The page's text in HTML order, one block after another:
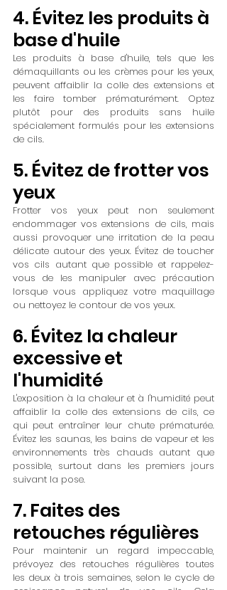
4. Évitez les produits à
base d'huile
Les produits à base d'huile, tels que les
démaquillants ou les crèmes pour les yeux,
peuvent affaiblir la colle des extensions et
les faire tomber prématurément. Optez
plutôt pour des produits sans huile
spécialement formulés pour les extensions
de cils.
5. Évitez de frotter vos
yeux
Frotter vos yeux peut non seulement
endommager vos extensions de cils, mais
aussi provoquer une irritation de la peau
délicate autour des yeux. Évitez de toucher
vos cils autant que possible et rappelez-
vous de les manipuler avec précaution
lorsque vous appliquez votre maquillage
ou nettoyez le contour de vos yeux.
6. Évitez la chaleur
excessive et
l'humidité
L'exposition à la chaleur et à l'humidité peut
affaiblir la colle des extensions de cils, ce
qui peut entraîner leur chute prématurée.
Évitez les saunas, les bains de vapeur et les
environnements très chauds autant que
possible, surtout dans les premiers jours
suivant la pose.
7. Faites des
retouches régulières
Pour maintenir un regard impeccable,
prévoyez des retouches régulières toutes
les deux à trois semaines, selon le cycle de